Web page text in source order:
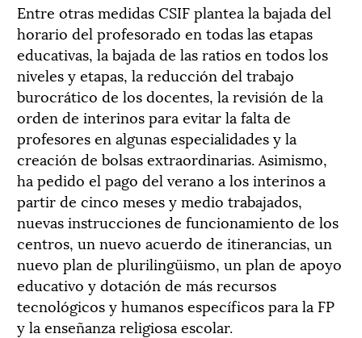
Entre otras medidas CSIF plantea la bajada del
horario del profesorado en todas las etapas
educativas, la bajada de las ratios en todos los
niveles y etapas, la reducción del trabajo
burocrático de los docentes, la revisión de la
orden de interinos para evitar la falta de
profesores en algunas especialidades y la
creación de bolsas extraordinarias. Asimismo,
ha pedido el pago del verano a los interinos a
partir de cinco meses y medio trabajados,
nuevas instrucciones de funcionamiento de los
centros, un nuevo acuerdo de itinerancias, un
nuevo plan de plurilingüismo, un plan de apoyo
educativo y dotación de más recursos
tecnológicos y humanos específicos para la FP
y la enseñanza religiosa escolar.